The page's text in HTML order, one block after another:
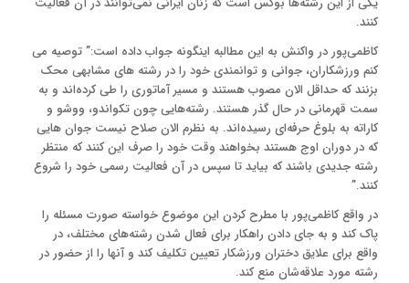
کنند.
کاظمی‌پور در واکنش به این مطالبه اینگونه جواب داده است:” توصیه می
کنم ورزشکاران، جوانی و توانمندی خود را در رشته های مشابهی محک
بزنند که حداقل الان مصوب هستند و مسیر آماتوری را طی کرده‌اند و به
سمت قهرمانی در حال گذر هستند. رشته‌هایی چون تکواندو، ووشو و
کاراته به بلوغ حرفه‌ای رسیده‌اند. به نظرم الان صلاح نیست جوان هایی
که در دوران اوج هستند بخواهند وقت خود را صرف این کنند که منتظر
رشته جدیدی باشند که بیاید تا سپس در آن فعالیت رسمی خود را شروع
کنند.”
در واقع کاظمی‌پور با مطرح کردن این موضوع خواسته صورت مسئله را
پاک کند و به جای دادن راهکار برای فعال شدن رشته‌های مختلف، در
واقع برای علایق دختران ورزشکار تعیین تکلیف کند و آنها را از حضور در
رشته مورد علاقه‌شان منع کند.